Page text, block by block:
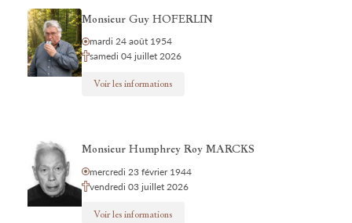
Monsieur Guy HOFERLIN
mardi 24 août 1954
samedi 04 juillet 2026
Voir les informations
Monsieur Humphrey Roy MARCKS
mercredi 23 février 1944
vendredi 03 juillet 2026
Voir les informations